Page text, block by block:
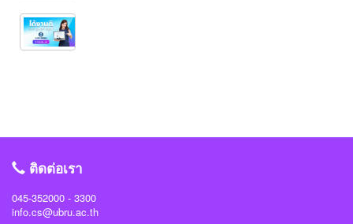
ติดต่อเรา
045-352000 - 3300
info.cs@ubru.ac.th